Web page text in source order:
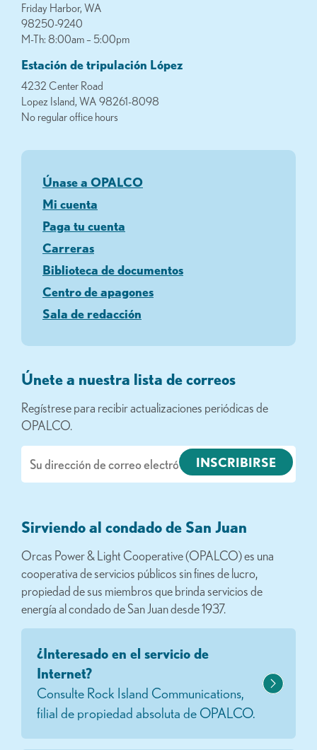
Friday Harbor, WA
98250-9240
M-Th: 8:00am – 5:00pm
Estación de tripulación López
4232 Center Road
Lopez Island, WA 98261-8098
No regular office hours
Únase a OPALCO
Mi cuenta
Paga tu cuenta
Carreras
Biblioteca de documentos
Centro de apagones
Sala de redacción
Únete a nuestra lista de correos
Regístrese para recibir actualizaciones periódicas de
OPALCO.
electrónico
Sirviendo al condado de San Juan
Orcas Power & Light Cooperative (OPALCO) es una
cooperativa de servicios públicos sin fines de lucro,
propiedad de sus miembros que brinda servicios de
energía al condado de San Juan desde 1937.
¿Interesado en el servicio de
Internet?
Consulte Rock Island Communications,
filial de propiedad absoluta de OPALCO.